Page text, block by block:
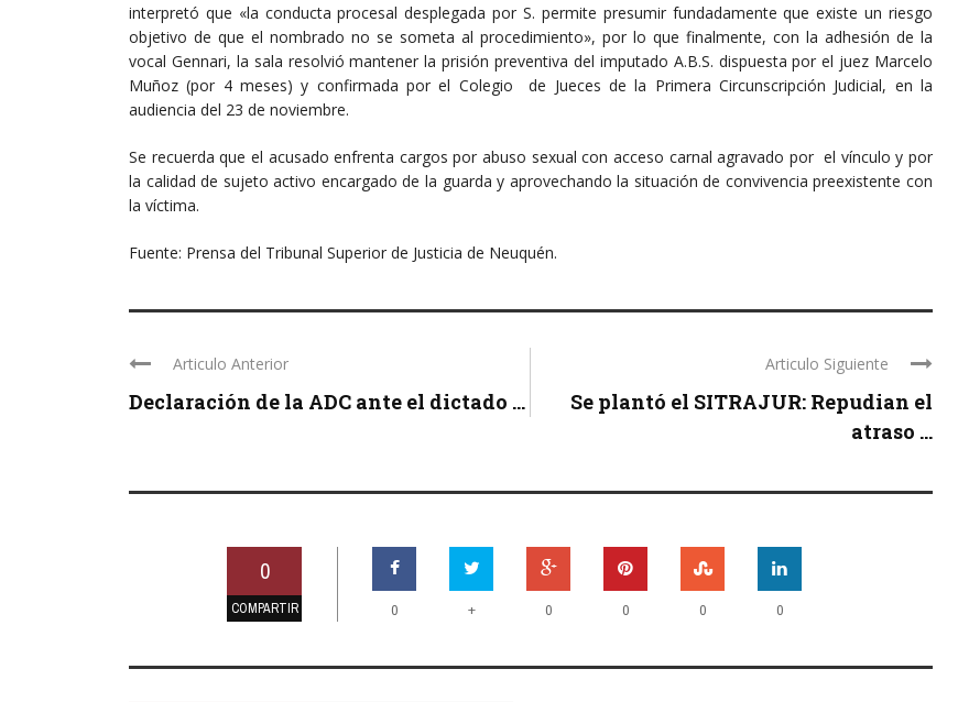
interpretó que «la conducta procesal desplegada por S. permite presumir fundadamente que existe un riesgo
objetivo de que el nombrado no se someta al procedimiento», por lo que finalmente, con la adhesión de la
vocal Gennari, la sala resolvió mantener la prisión preventiva del imputado A.B.S. dispuesta por el juez Marcelo
Muñoz (por 4 meses) y confirmada por el Colegio de Jueces de la Primera Circunscripción Judicial, en la
audiencia del 23 de noviembre.
​Se recuerda que ​el ​acusado enfrenta ​cargos ​por abuso sexual con acceso carnal agravado por el vínculo y por
la calidad de sujeto activo encargado de la guarda y aprovechando la situación de convivencia preexistente con
la víctima.
Fuente: Prensa del Tribunal Superior de Justicia de Neuquén.
Articulo Anterior
Declaración de la ADC ante el dictado ...
Articulo Siguiente
Se plantó el SITRAJUR: Repudian el
atraso ...
0
COMPARTIR 0 + 0 0 0 0